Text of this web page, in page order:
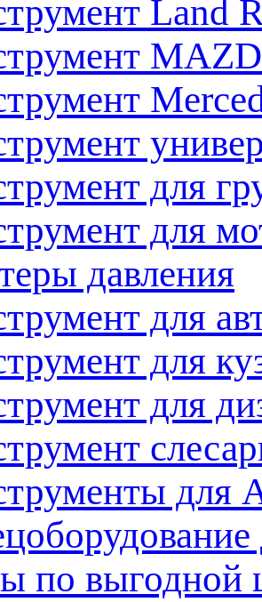
Land
для
для
давления
для
для
для
по выгодной